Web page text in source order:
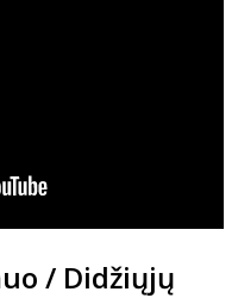
/ Didžiųjų